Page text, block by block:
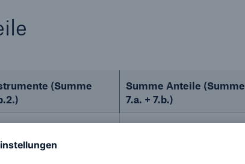
(Summe
Summe Anteile (Summe
7.a. + 7.b.)